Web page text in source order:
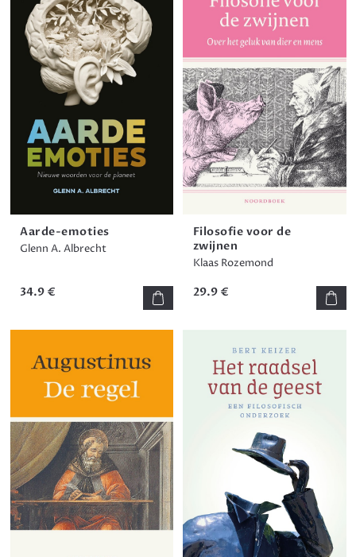
Aarde-emoties
Glenn A. Albrecht
34.9 €
Filosofie voor de
zwijnen
Klaas Rozemond
29.9 €